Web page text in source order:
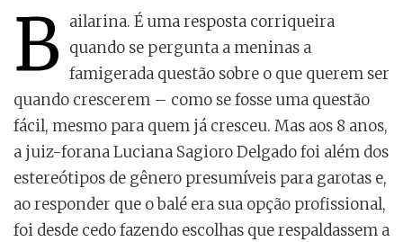
B ailarina. É uma resposta corriqueira
quando se pergunta a meninas a
famigerada questão sobre o que querem ser
quando crescerem – como se fosse uma questão
fácil, mesmo para quem já cresceu. Mas aos 8 anos,
a juiz-forana Luciana Sagioro Delgado foi além dos
estereótipos de gênero presumíveis para garotas e,
ao responder que o balé era sua opção profissional,
foi desde cedo fazendo escolhas que respaldassem a